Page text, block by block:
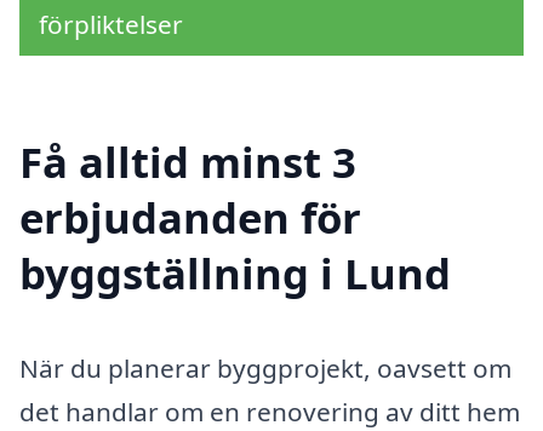
förpliktelser
Få alltid minst 3
erbjudanden för
byggställning i Lund
När du planerar byggprojekt, oavsett om
det handlar om en renovering av ditt hem